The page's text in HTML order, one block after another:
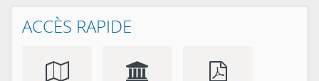
ACCÈS RAPIDE